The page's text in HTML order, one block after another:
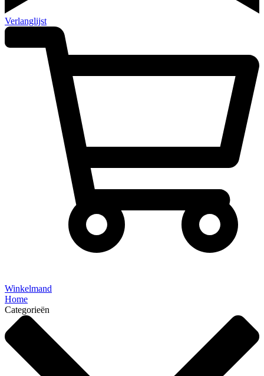
Verlanglijst
Winkelmand
Home
Categorieën